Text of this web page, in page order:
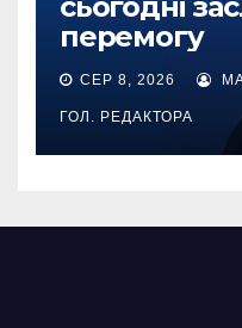
перемогу
СЕР 8, 2026
ГОЛ. РЕДАКТОРА